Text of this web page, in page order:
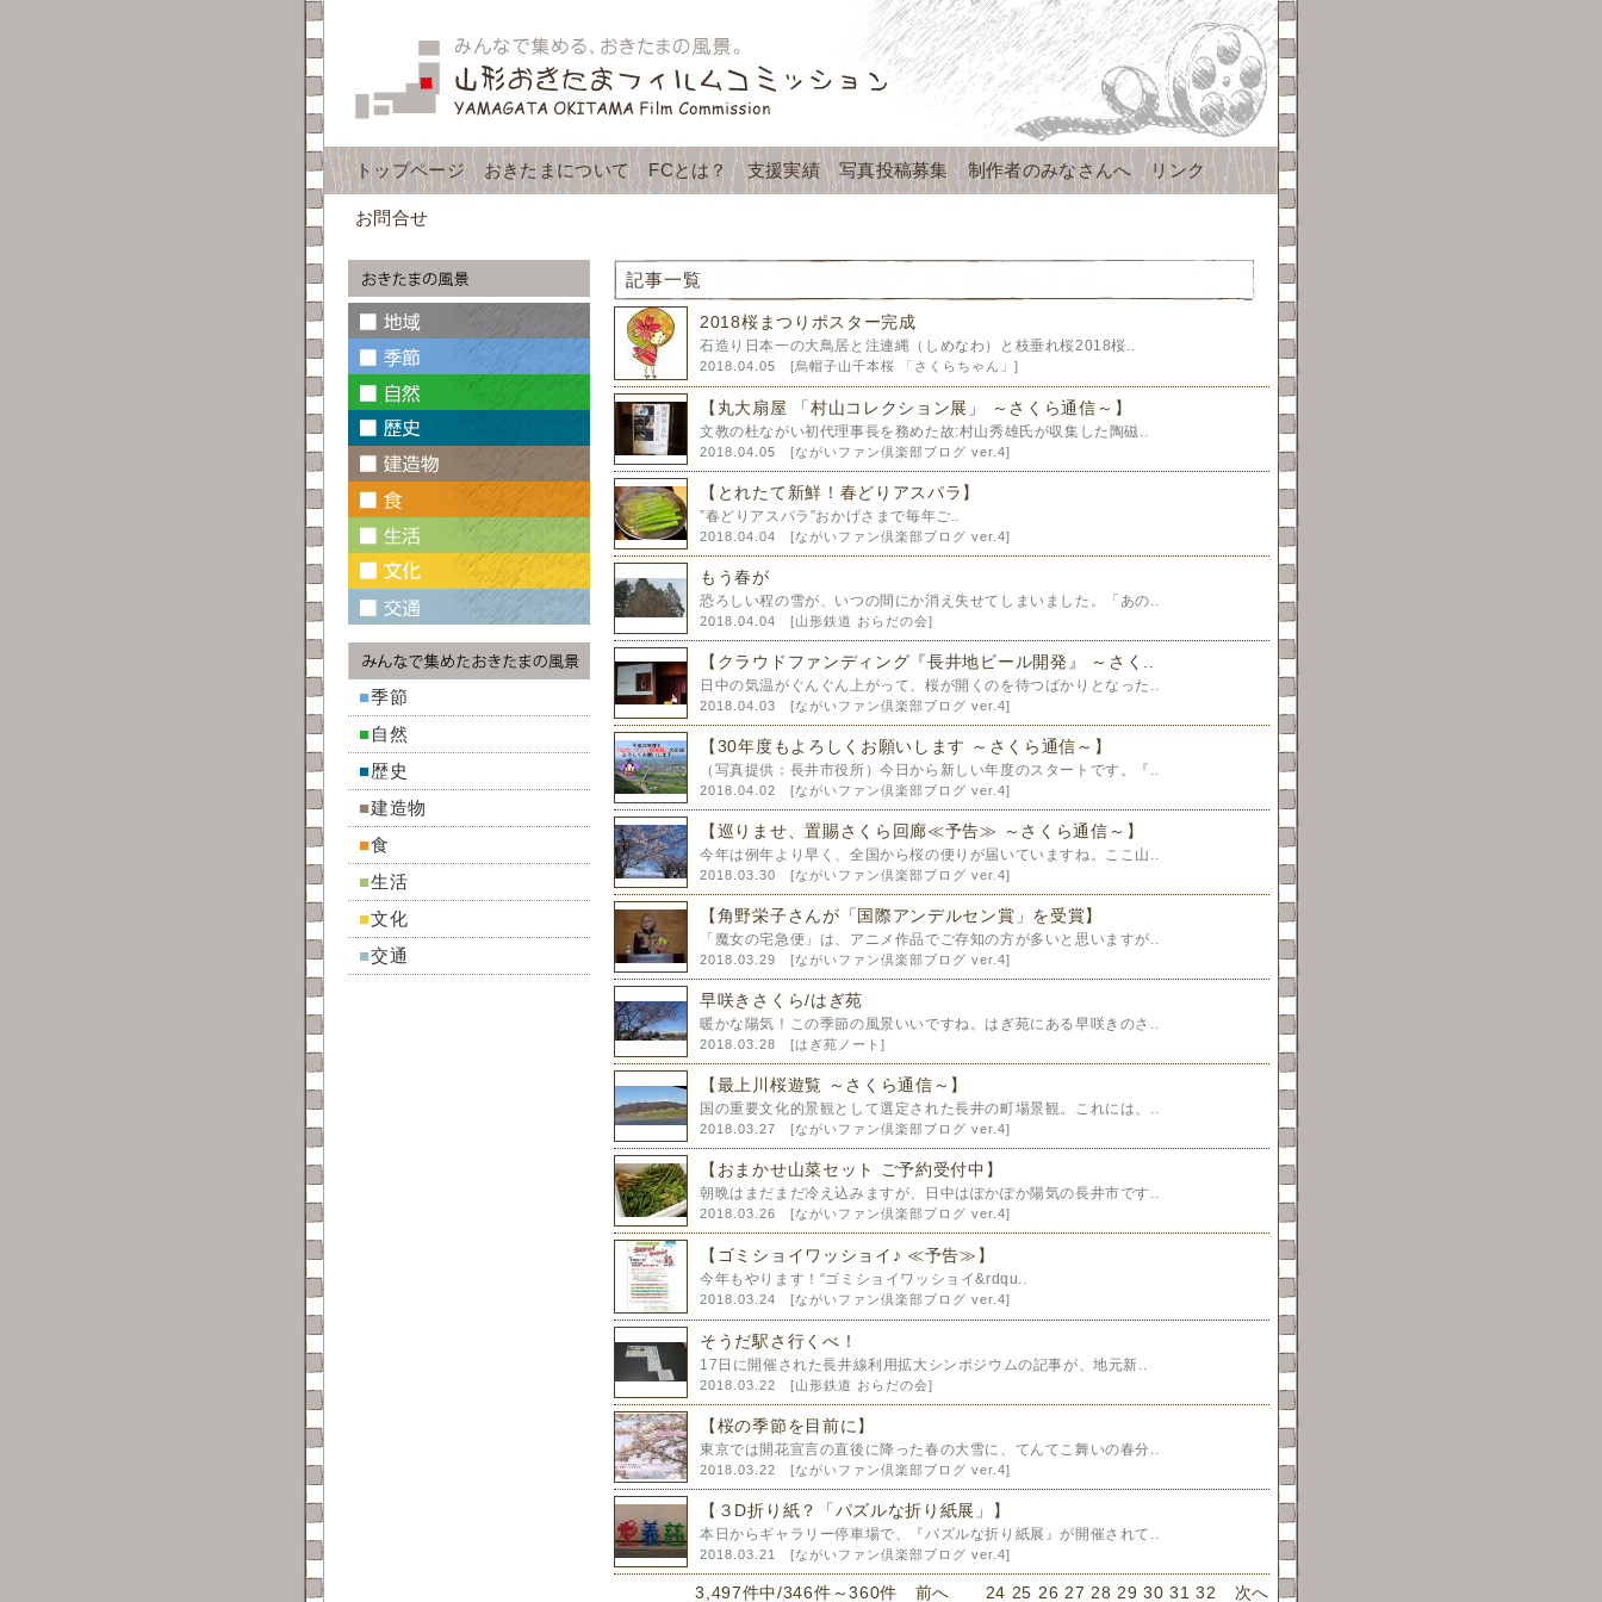
トップページ おきたまについて FCとは？ 支援実績 写真投稿募集 制作者のみなさんへ リンク
お問合せ
■季節
■自然
■歴史
■建造物
■食
■生活
■文化
■交通
記事一覧
2018桜まつりポスター完成
石造り日本一の大鳥居と注連縄（しめなわ）と枝垂れ桜2018桜..
2018.04.05 [烏帽子山千本桜 「さくらちゃん」 ]
【丸大扇屋 「村山コレクション展」 ～さくら通信～】
文教の杜ながい初代理事長を務めた故:村山秀雄氏が収集した陶磁..
2018.04.05 [ながいファン倶楽部ブログ ver.4]
【とれたて新鮮！春どりアスパラ】
”春どりアスパラ”おかげさまで毎年ご..
2018.04.04 [ながいファン倶楽部ブログ ver.4]
もう春が
恐ろしい程の雪が、いつの間にか消え失せてしまいました。「あの..
2018.04.04 [山形鉄道 おらだの会]
【クラウドファンディング『長井地ビール開発』 ～さく..
日中の気温がぐんぐん上がって、桜が開くのを待つばかりとなった..
2018.04.03 [ながいファン倶楽部ブログ ver.4]
【30年度もよろしくお願いします ～さくら通信～】
（写真提供：長井市役所）今日から新しい年度のスタートです。『..
2018.04.02 [ながいファン倶楽部ブログ ver.4]
【巡りませ、置賜さくら回廊≪予告≫ ～さくら通信～】
今年は例年より早く、全国から桜の便りが届いていますね。ここ山..
2018.03.30 [ながいファン倶楽部ブログ ver.4]
【角野栄子さんが「国際アンデルセン賞」を受賞】
「魔女の宅急便」は、アニメ作品でご存知の方が多いと思いますが..
2018.03.29 [ながいファン倶楽部ブログ ver.4]
早咲きさくら/はぎ苑
暖かな陽気！この季節の風景いいですね。はぎ苑にある早咲きのさ..
2018.03.28 [はぎ苑ノート ]
【最上川桜遊覧 ～さくら通信～】
国の重要文化的景観として選定された長井の町場景観。これには、..
2018.03.27 [ながいファン倶楽部ブログ ver.4]
【おまかせ山菜セット ご予約受付中】
朝晩はまだまだ冷え込みますが、日中はぽかぽか陽気の長井市です..
2018.03.26 [ながいファン倶楽部ブログ ver.4]
【ゴミショイワッショイ♪ ≪予告≫】
今年もやります！“ゴミショイワッショイ&rdqu..
2018.03.24 [ながいファン倶楽部ブログ ver.4]
そうだ駅さ行くべ！
17日に開催された長井線利用拡大シンポジウムの記事が、地元新..
2018.03.22 [山形鉄道 おらだの会]
【桜の季節を目前に】
東京では開花宣言の直後に降った春の大雪に、てんてこ舞いの春分..
2018.03.22 [ながいファン倶楽部ブログ ver.4]
【３D折り紙？「パズルな折り紙展」】
本日からギャラリー停車場で、『パズルな折り紙展』が開催されて..
2018.03.21 [ながいファン倶楽部ブログ ver.4]
3,497件中/346件～360件 前へ 24 25 26 27 28 29 30 31 32 次へ